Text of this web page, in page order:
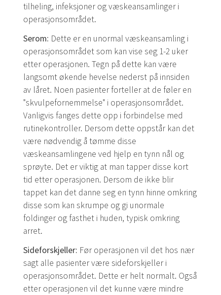
tilheling, infeksjoner og væskeansamlinger i
operasjonsområdet.
Serom: Dette er en unormal væskeansamling i
operasjonsområdet som kan vise seg 1-2 uker
etter operasjonen. Tegn på dette kan være
langsomt økende hevelse nederst på innsiden
av låret. Noen pasienter forteller at de føler en
"skvulpefornemmelse" i operasjonsområdet.
Vanligvis fanges dette opp i forbindelse med
rutinekontroller. Dersom dette oppstår kan det
være nødvendig å tømme disse
væskeansamlingene ved hjelp en tynn nål og
sprøyte. Det er viktig at man tapper disse kort
tid etter operasjonen. Dersom de ikke blir
tappet kan det danne seg en tynn hinne omkring
disse som kan skrumpe og gi unormale
foldinger og fasthet i huden, typisk omkring
arret.
Sideforskjeller: Før operasjonen vil det hos nær
sagt alle pasienter være sideforskjeller i
operasjonsområdet. Dette er helt normalt. Også
etter operasjonen vil det kunne være mindre